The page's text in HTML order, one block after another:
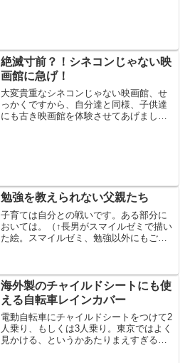
絶滅寸前？！シネコンじゃない映
画館に急げ！
大変貴重なシネコンじゃない映画館、せ
っかくですから、自分達と同様、子供達
にも古き映画館を体験させてあげましょ
勉強を教えられない父親たち
子育ては自分との戦いです。ある部分に
おいては。（↑長男がスマイルゼミで描い
た絵。スマイルゼミ、勉強以外にもご褒
強をみる機会が増えていま...
海外製のチャイルドシートにも使
える自転車レインカバー
電動自転車にチャイルドシートをつけて2
人乗り、もしくは3人乗り。東京ではよく
見かける、というかあたりまえすぎる日